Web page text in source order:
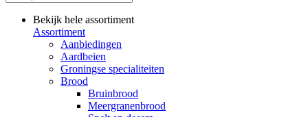
Bekijk hele assortiment
Assortiment
Aanbiedingen
Aardbeien
Groningse specialiteiten
Brood
Bruinbrood
Meergranenbrood